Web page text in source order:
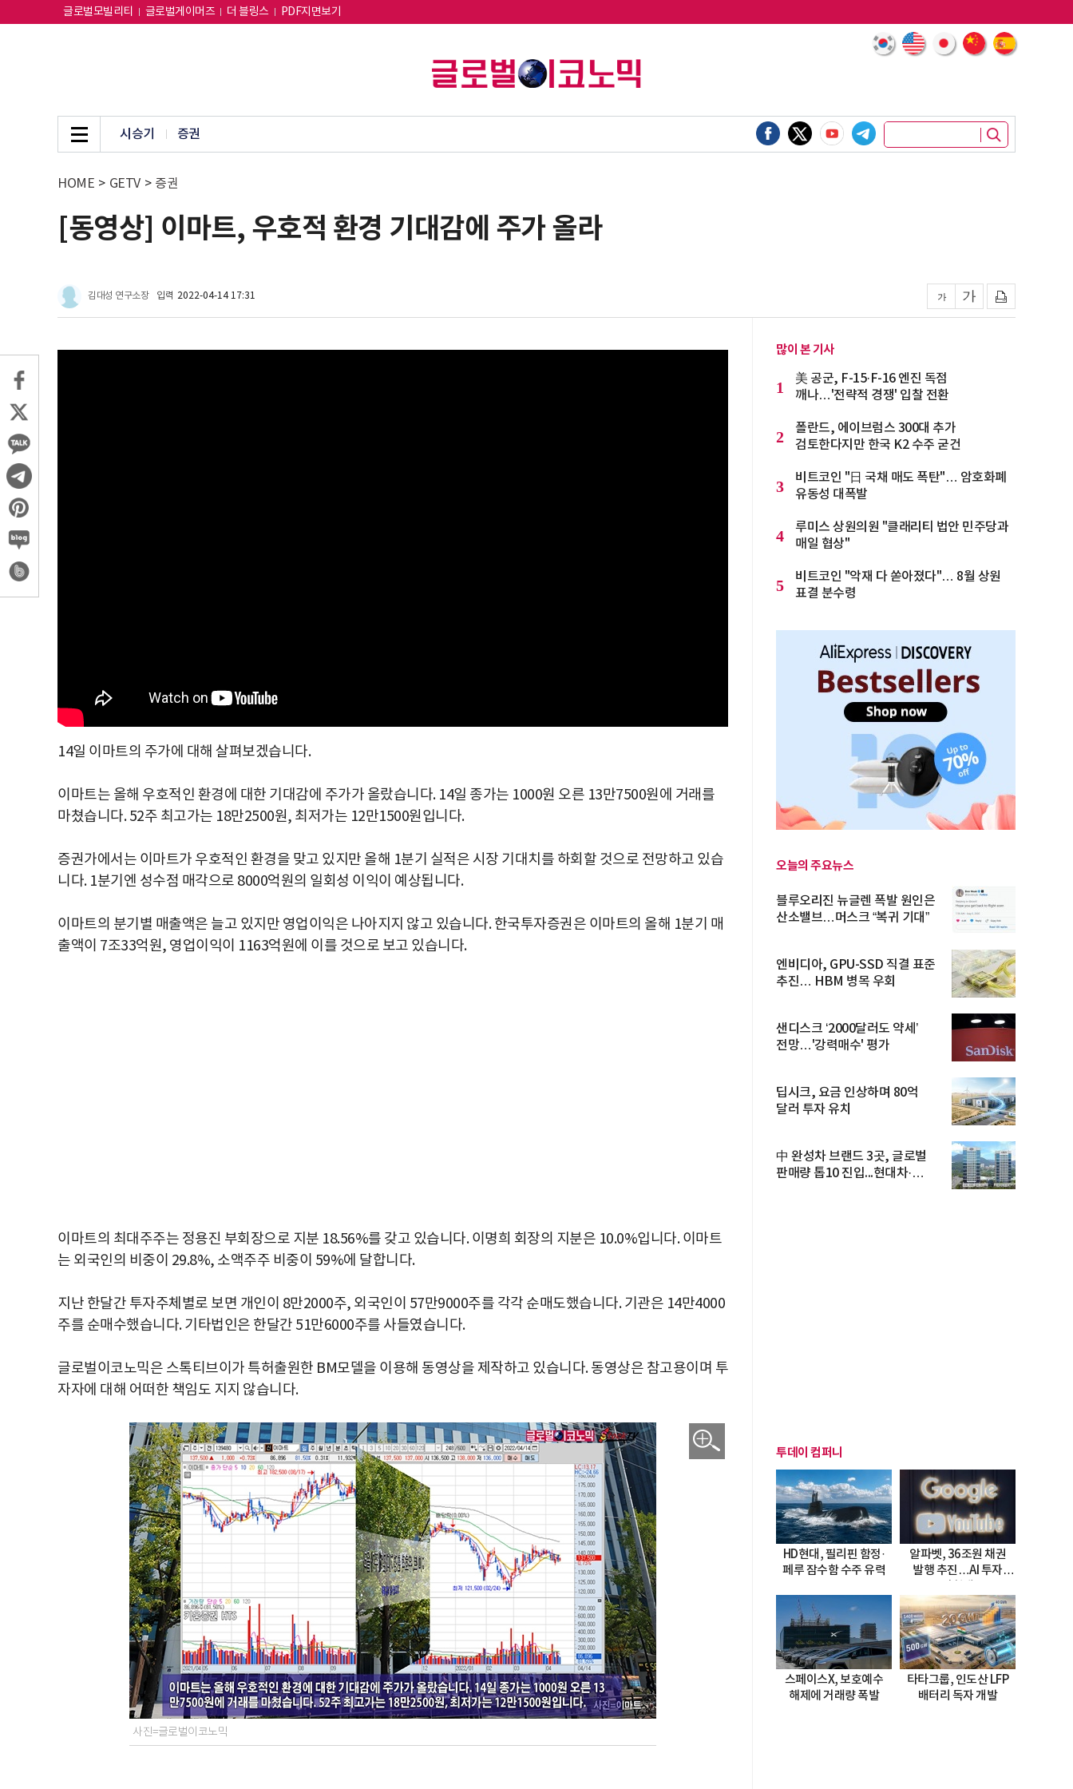
글로벌모빌리티 글로벌게이머즈 더 블링스 PDF지면보기
시승기 증권
HOME > GETV > 증권
[동영상] 이마트, 우호적 환경 기대감에 주가 올라
김대성 연구소장 입력 2022-04-14 17:31
14일 이마트의 주가에 대해 살펴보겠습니다.
이마트는 올해 우호적인 환경에 대한 기대감에 주가가 올랐습니다. 14일 종가는 1000원 오른 13만7500원에 거래를
마쳤습니다. 52주 최고가는 18만2500원, 최저가는 12만1500원입니다.
증권가에서는 이마트가 우호적인 환경을 맞고 있지만 올해 1분기 실적은 시장 기대치를 하회할 것으로 전망하고 있습
니다. 1분기엔 성수점 매각으로 8000억원의 일회성 이익이 예상됩니다.
이마트의 분기별 매출액은 늘고 있지만 영업이익은 나아지지 않고 있습니다. 한국투자증권은 이마트의 올해 1분기 매
출액이 7조33억원, 영업이익이 1163억원에 이를 것으로 보고 있습니다.
이마트의 최대주주는 정용진 부회장으로 지분 18.56%를 갖고 있습니다. 이명희 회장의 지분은 10.0%입니다. 이마트
는 외국인의 비중이 29.8%, 소액주주 비중이 59%에 달합니다.
지난 한달간 투자주체별로 보면 개인이 8만2000주, 외국인이 57만9000주를 각각 순매도했습니다. 기관은 14만4000
주를 순매수했습니다. 기타법인은 한달간 51만6000주를 사들였습니다.
글로벌이코노믹은 스톡티브이가 특허출원한 BM모델을 이용해 동영상을 제작하고 있습니다. 동영상은 참고용이며 투
자자에 대해 어떠한 책임도 지지 않습니다.
사진=글로벌이코노믹
많이 본 기사
1
美 공군, F-15·F-16 엔진 독점
깨나…'전략적 경쟁' 입찰 전환
2
폴란드, 에이브럼스 300대 추가
검토한다지만 한국 K2 수주 굳건
3
비트코인 "日 국채 매도 폭탄"… 암호화폐
유동성 대폭발
4
루미스 상원의원 "클래리티 법안 민주당과
매일 협상"
5
비트코인 "악재 다 쏟아졌다"… 8월 상원
표결 분수령
오늘의 주요뉴스
블루오리진 뉴글렌 폭발 원인은
산소밸브…머스크 “복귀 기대”
엔비디아, GPU-SSD 직결 표준
추진… HBM 병목 우회
샌디스크 ‘2000달러도 약세’
전망…'강력매수' 평가
딥시크, 요금 인상하며 80억
달러 투자 유치
中 완성차 브랜드 3곳, 글로벌
판매량 톱10 진입...현대차·
투데이 컴퍼니
HD현대, 필리핀 함정·
페루 잠수함 수주 유력
알파벳, 36조원 채권
발행 추진…AI 투자
스페이스X, 보호예수
해제에 거래량 폭발
타타그룹, 인도산 LFP
배터리 독자 개발